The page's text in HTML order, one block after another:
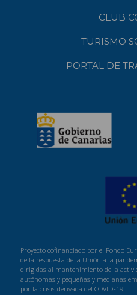
CLUB
TURISMO
PORTAL DE
Proyecto cofinanciado por el Fondo
de la respuesta de la Unión a la
dirigidas al mantenimiento de la
autónomas y pequeñas y medianas
por la crisis derivada del COVID-19.